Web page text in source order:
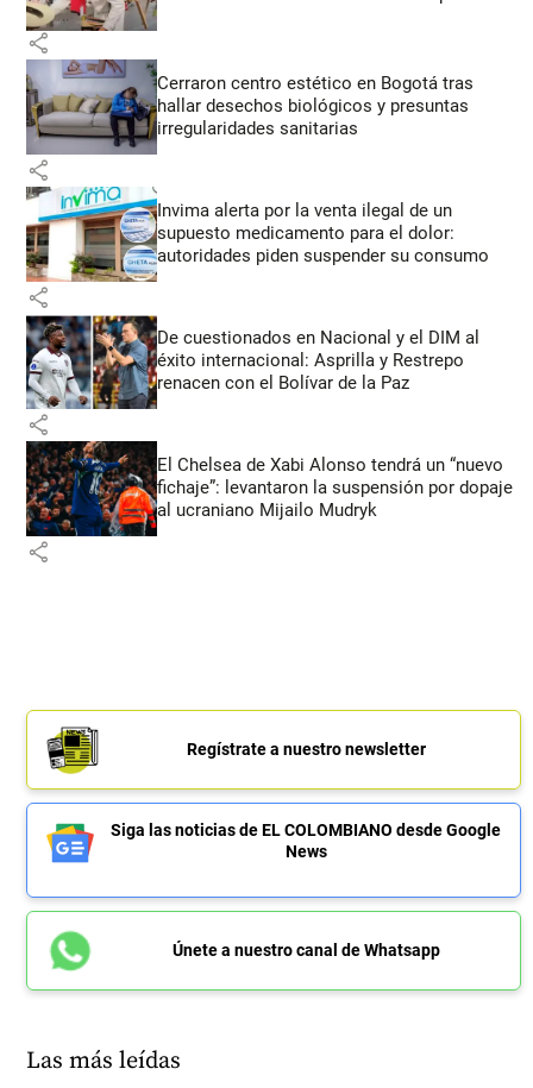
share
Cerraron centro estético en Bogotá tras
hallar desechos biológicos y presuntas
irregularidades sanitarias
share
Invima alerta por la venta ilegal de un
supuesto medicamento para el dolor:
autoridades piden suspender su consumo
share
De cuestionados en Nacional y el DIM al
éxito internacional: Asprilla y Restrepo
renacen con el Bolívar de la Paz
share
El Chelsea de Xabi Alonso tendrá un “nuevo
fichaje”: levantaron la suspensión por dopaje
al ucraniano Mijailo Mudryk
share
Regístrate a nuestro newsletter
Siga las noticias de EL COLOMBIANO desde Google
News
Únete a nuestro canal de Whatsapp
Las más leídas